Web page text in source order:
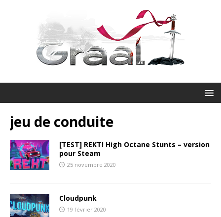
jeu de conduite
[TEST] REKT! High Octane Stunts – version
pour Steam
25 novembre 2020
Cloudpunk
19 février 2020